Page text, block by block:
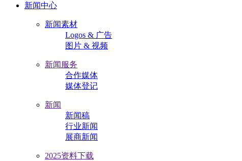
新闻中心
新闻素材
Logos & 广告
图片 & 视频
新闻服务
合作媒体
媒体登记
新闻
新闻稿
行业新闻
展商新闻
2025资料下载